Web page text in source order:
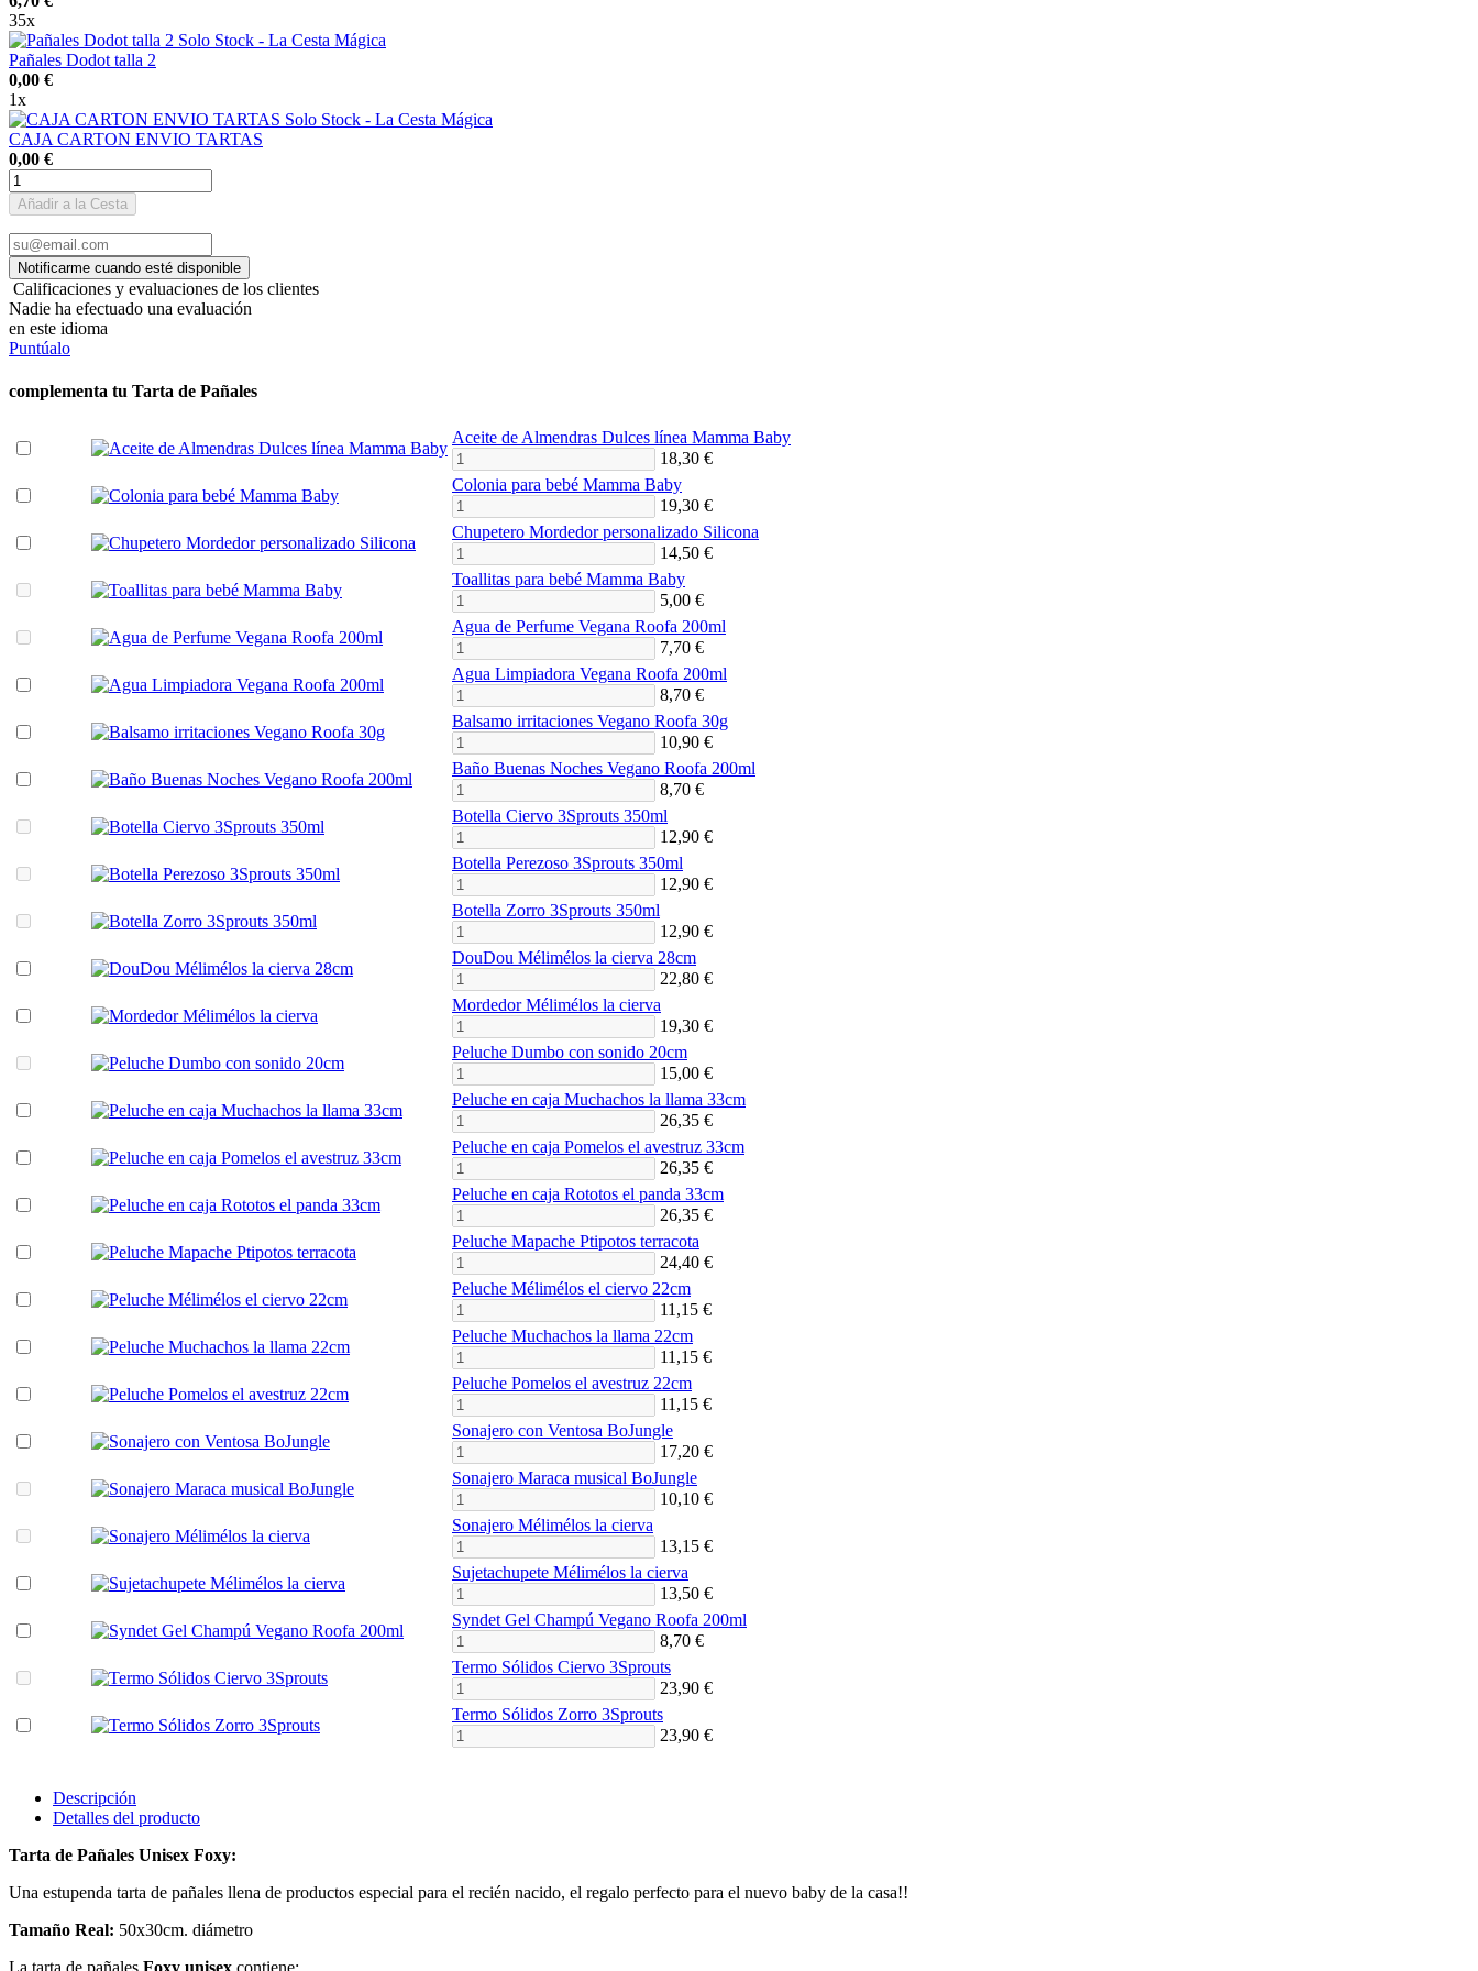
35x
Pañales Dodot talla 2
0,00 €
1x
CAJA CARTON ENVIO TARTAS
0,00 €
Añadir a la Cesta
Calificaciones y evaluaciones de los clientes
Nadie ha efectuado una evaluación
en este idioma
Puntúalo
complementa tu Tarta de Pañales
Aceite de Almendras Dulces línea Mamma Baby
18,30 €
Colonia para bebé Mamma Baby
19,30 €
Chupetero Mordedor personalizado Silicona
14,50 €
Toallitas para bebé Mamma Baby
5,00 €
Agua de Perfume Vegana Roofa 200ml
7,70 €
Agua Limpiadora Vegana Roofa 200ml
8,70 €
Balsamo irritaciones Vegano Roofa 30g
10,90 €
Baño Buenas Noches Vegano Roofa 200ml
8,70 €
Botella Ciervo 3Sprouts 350ml
12,90 €
Botella Perezoso 3Sprouts 350ml
12,90 €
Botella Zorro 3Sprouts 350ml
12,90 €
DouDou Mélimélos la cierva 28cm
22,80 €
Mordedor Mélimélos la cierva
19,30 €
Peluche Dumbo con sonido 20cm
15,00 €
Peluche en caja Muchachos la llama 33cm
26,35 €
Peluche en caja Pomelos el avestruz 33cm
26,35 €
Peluche en caja Rototos el panda 33cm
26,35 €
Peluche Mapache Ptipotos terracota
24,40 €
Peluche Mélimélos el ciervo 22cm
11,15 €
Peluche Muchachos la llama 22cm
11,15 €
Peluche Pomelos el avestruz 22cm
11,15 €
Sonajero con Ventosa BoJungle
17,20 €
Sonajero Maraca musical BoJungle
10,10 €
Sonajero Mélimélos la cierva
13,15 €
Sujetachupete Mélimélos la cierva
13,50 €
Syndet Gel Champú Vegano Roofa 200ml
8,70 €
Termo Sólidos Ciervo 3Sprouts
23,90 €
Termo Sólidos Zorro 3Sprouts
23,90 €
Descripción
Detalles del producto
Tarta de Pañales Unisex Foxy:
Una estupenda tarta de pañales llena de productos especial para el recién nacido, el regalo perfecto para el nuevo baby de la casa!!
Tamaño Real: 50x30cm. diámetro